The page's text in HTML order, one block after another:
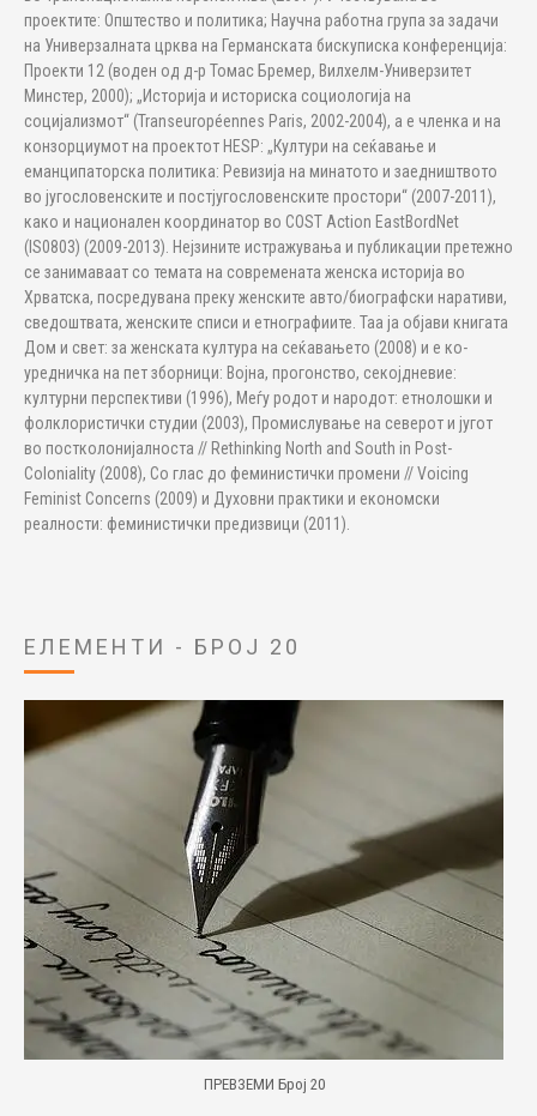
проектите: Општество и политика; Научна работна група за задачи
на Универзалната црква на Германската бискуписка конференција:
Проекти 12 (воден од д-р Томас Бремер, Вилхелм-Универзитет
Минстер, 2000); „Историја и историска социологија на
социјализмот“ (Transeuropéennes Paris, 2002-2004), а е членка и на
конзорциумот на проектот HESP: „Култури на сеќавање и
еманципаторска политика: Ревизија на минатото и заедништвото
во југословенските и постјугословенските простори“ (2007-2011),
како и национален координатор во COST Action EastBordNet
(IS0803) (2009-2013). Нејзините истражувања и публикации претежно
се занимаваат со темата на современата женска историја во
Хрватска, посредувана преку женските авто/биографски наративи,
сведоштвата, женските списи и етнографиите. Таа ја објави книгата
Дом и свет: за женската култура на сеќавањето (2008) и е ко-
уредничка на пет зборници: Војна, прогонство, секојдневие:
културни перспективи (1996), Меѓу родот и народот: етнолошки и
фолклористички студии (2003), Промислување на северот и југот
во постколонијалноста // Rethinking North and South in Post-
Coloniality (2008), Со глас до феминистички промени // Voicing
Feminist Concerns (2009) и Духовни практики и економски
реалности: феминистички предизвици (2011).
ЕЛЕМЕНТИ - БРОЈ 20
ПРЕВЗЕМИ Број 20